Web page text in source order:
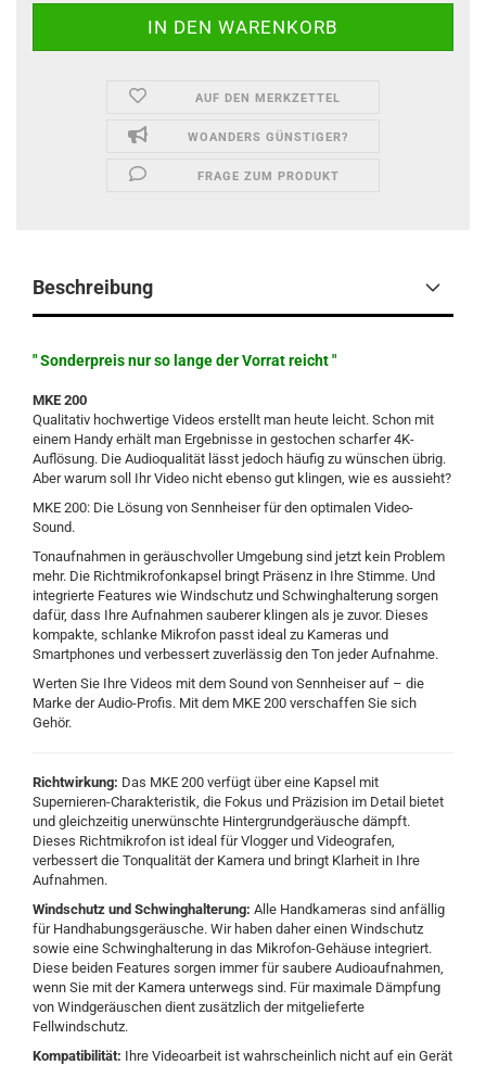
AUF DEN MERKZETTEL
WOANDERS GÜNSTIGER?
FRAGE ZUM PRODUKT
Beschreibung
" Sonderpreis nur so lange der Vorrat reicht "
MKE 200
Qualitativ hochwertige Videos erstellt man heute leicht. Schon mit
einem Handy erhält man Ergebnisse in gestochen scharfer 4K-
Auflösung. Die Audioqualität lässt jedoch häufig zu wünschen übrig.
Aber warum soll Ihr Video nicht ebenso gut klingen, wie es aussieht?
MKE 200: Die Lösung von Sennheiser für den optimalen Video-
Sound.
Tonaufnahmen in geräuschvoller Umgebung sind jetzt kein Problem
mehr. Die Richtmikrofonkapsel bringt Präsenz in Ihre Stimme. Und
integrierte Features wie Windschutz und Schwinghalterung sorgen
dafür, dass Ihre Aufnahmen sauberer klingen als je zuvor. Dieses
kompakte, schlanke Mikrofon passt ideal zu Kameras und
Smartphones und verbessert zuverlässig den Ton jeder Aufnahme.
Werten Sie Ihre Videos mit dem Sound von Sennheiser auf – die
Marke der Audio-Profis. Mit dem MKE 200 verschaffen Sie sich
Gehör.
Richtwirkung: Das MKE 200 verfügt über eine Kapsel mit
Supernieren-Charakteristik, die Fokus und Präzision im Detail bietet
und gleichzeitig unerwünschte Hintergrundgeräusche dämpft.
Dieses Richtmikrofon ist ideal für Vlogger und Videografen,
verbessert die Tonqualität der Kamera und bringt Klarheit in Ihre
Aufnahmen.
Windschutz und Schwinghalterung: Alle Handkameras sind anfällig
für Handhabungsgeräusche. Wir haben daher einen Windschutz
sowie eine Schwinghalterung in das Mikrofon-Gehäuse integriert.
Diese beiden Features sorgen immer für saubere Audioaufnahmen,
wenn Sie mit der Kamera unterwegs sind. Für maximale Dämpfung
von Windgeräuschen dient zusätzlich der mitgelieferte
Fellwindschutz.
Kompatibilität: Ihre Videoarbeit ist wahrscheinlich nicht auf ein Gerät